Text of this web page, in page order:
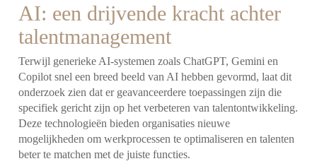
AI: een drijvende kracht achter
talentmanagement
Terwijl generieke AI-systemen zoals ChatGPT, Gemini en
Copilot snel een breed beeld van AI hebben gevormd, laat dit
onderzoek zien dat er geavanceerdere toepassingen zijn die
specifiek gericht zijn op het verbeteren van talentontwikkeling.
Deze technologieën bieden organisaties nieuwe
mogelijkheden om werkprocessen te optimaliseren en talenten
beter te matchen met de juiste functies.